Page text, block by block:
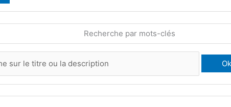
Recherche par mots-clés